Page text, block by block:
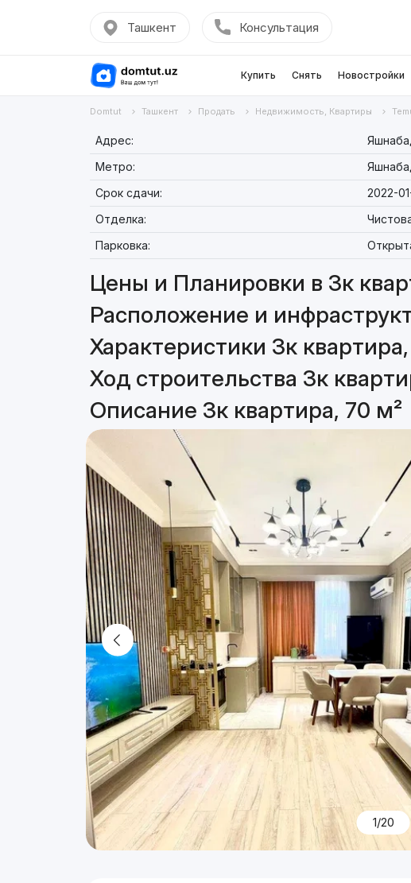
Ташкент Консультация
Купить Снять Новостройки
Domtut Ташкент Продать Недвижимость, Квартиры
Адрес:
Метро:
Срок сдачи:
2022-
Отделка:
Парковка:
Цены и Планировки в 3к
Расположение и
Характеристики 3к
Ход строительства 3к
Описание 3к квартира, 70 м²
1/20